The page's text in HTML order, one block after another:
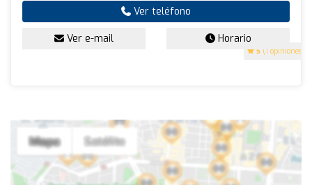
5 (1 opiniones)
Ver teléfono
Ver e-mail Horario